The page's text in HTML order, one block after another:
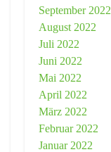
September 2022
August 2022
Juli 2022
Juni 2022
Mai 2022
April 2022
März 2022
Februar 2022
Januar 2022